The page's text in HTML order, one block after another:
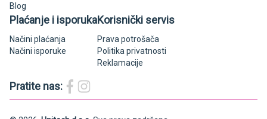
Blog
Plaćanje i isporuka
Načini plaćanja
Načini isporuke
Korisnički servis
Prava potrošača
Politika privatnosti
Reklamacije
Pratite nas: